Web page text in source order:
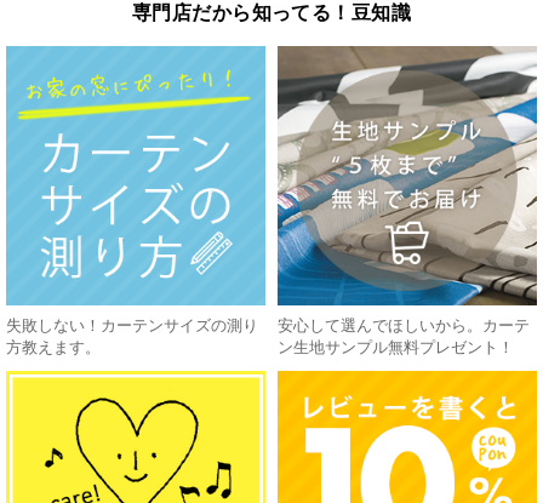
専門店だから知ってる！豆知識
失敗しない！カーテンサイズの測り
方教えます。
安心して選んでほしいから。カーテ
ン生地サンプル無料プレゼント！